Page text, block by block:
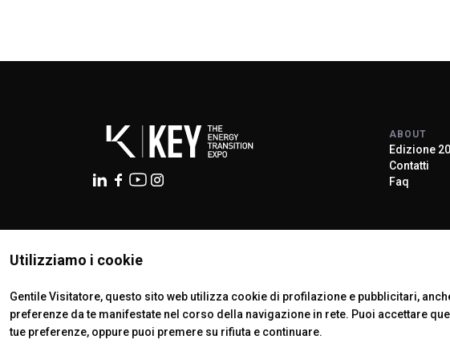
Utilizziamo i cookie
Gentile Visitatore, questo sito web utilizza cookie di profilazione e pubblicitari,
preferenze da te manifestate nel corso della navigazione in rete. Puoi accettare
tue preferenze, oppure puoi premere su rifiuta e continuare.
ABOUT
Edizione
Contatti
Faq